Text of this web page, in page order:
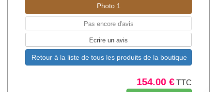
Photo 1
Pas encore d'avis
Ecrire un avis
Retour à la liste de tous les produits de la boutique
154.00 € TTC